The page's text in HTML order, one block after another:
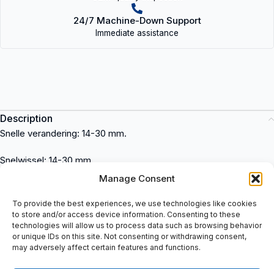
Manage Consent
To provide the best experiences, we use technologies like cookies
to store and/or access device information. Consenting to these
technologies will allow us to process data such as browsing behavior
or unique IDs on this site. Not consenting or withdrawing consent,
may adversely affect certain features and functions.
24/7 Machine-Down Support
Immediate assistance
Description
Snelle verandering: 14-30 mm.
Snelwissel: 14-30 mm
Verstelbare hoofdband voor comfortabele pasvorm
Duurzame constructie voor langdurig gebruik
Lichtgewicht ontwerp voor gemakkelijke draagbaarheid
Phantomis een geavanceerd industrieel artikel aangeboden
door spareparts2day. Dit innovatieve product is ideaal voor een